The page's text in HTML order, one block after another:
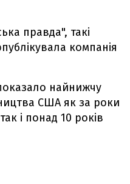
правда", такі
компанія
найнижчу
США як за роки
і понад 10 років